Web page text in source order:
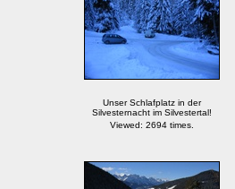
Unser Schlafplatz in der
Silvesternacht im Silvestertal!
Viewed: 2694 times.